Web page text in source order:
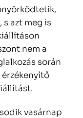
azt meg is
nem a
során
érzékenyítő
vasárnap